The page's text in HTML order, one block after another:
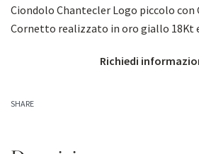
Ciondolo Chantecler Logo piccolo con
Cornetto realizzato in oro giallo 18Kt
Richiedi
SHARE